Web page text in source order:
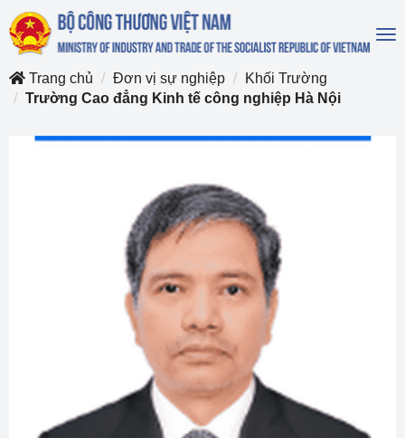
Trang chủ
Đơn vị sự nghiệp
Khối Trường
Trường Cao đẳng Kinh tế công nghiệp Hà Nội